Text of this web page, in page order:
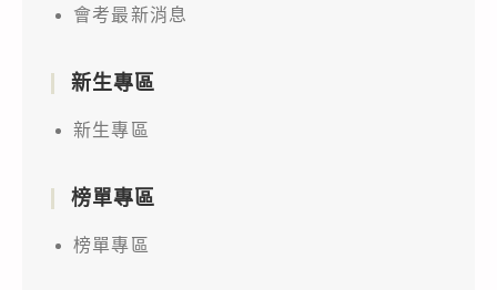
會考最新消息
新生專區
新生專區
榜單專區
榜單專區